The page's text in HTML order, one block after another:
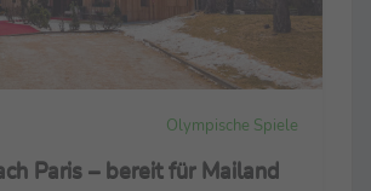
Olympische Spiele
Paris – bereit für Mailand